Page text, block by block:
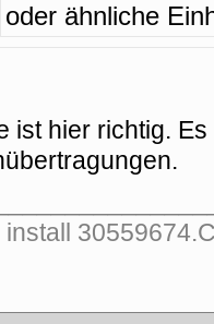
oder ähnliche
ist hier richtig.
install